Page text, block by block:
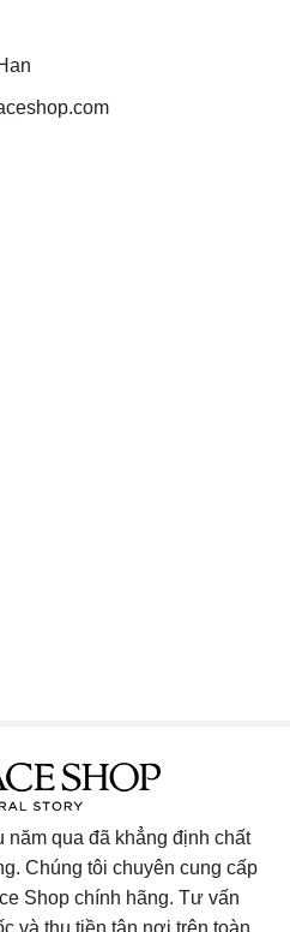
năm qua đã khẳng định chất
Chúng tôi chuyên cung cấp
Shop chính hãng. Tư vấn
và thu tiền tận nơi trên toàn